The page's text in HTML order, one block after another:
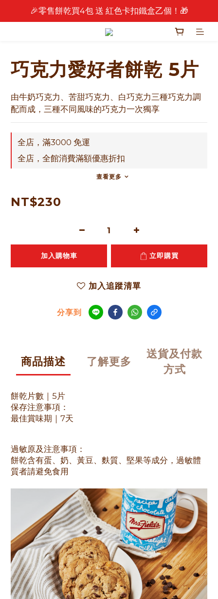
🎉 2026 中秋早鳥優惠中 🎉
🎉零售餅乾買4包 送 紅色卡扣鐵盒乙個！🎁
🎉 2026 中秋早鳥優惠中 🎉
巧克力愛好者餅乾 5片
由牛奶巧克力、苦甜巧克力、白巧克力三種巧克力調
配而成，三種不同風味的巧克力一次獨享
全店，滿3000 免運
全店，全館消費滿額優惠折扣
查看更多
NT$230
加入購物車 立即購買
加入追蹤清單
分享到
商品描述 了解更多
送貨及付款
方式
餅乾片數｜5片
保存注意事項：
最佳賞味期｜7天
過敏原及注意事項：
餅乾含有蛋、奶、黃豆、麩質、堅果等成分，過敏體
質者請避免食用